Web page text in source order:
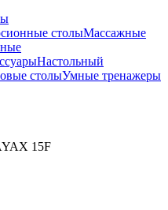
столыМассажные
Настольный
столыУмные тренажеры
15F